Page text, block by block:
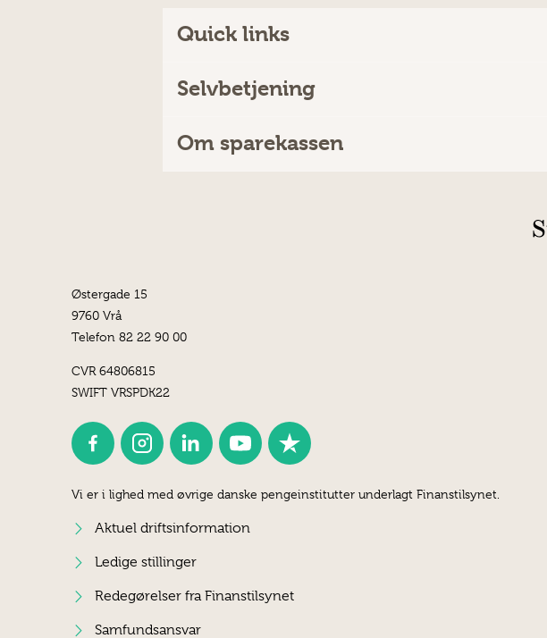
Quick links
Selvbetjening
Om sparekassen
Østergade 15
9760 Vrå
Telefon 82 22 90 00
CVR 64806815
SWIFT VRSPDK22
Vi er i lighed med øvrige danske pengeinstitutter underlagt Finanstilsynet.
Aktuel driftsinformation
Ledige stillinger
Redegørelser fra Finanstilsynet
Samfundsansvar